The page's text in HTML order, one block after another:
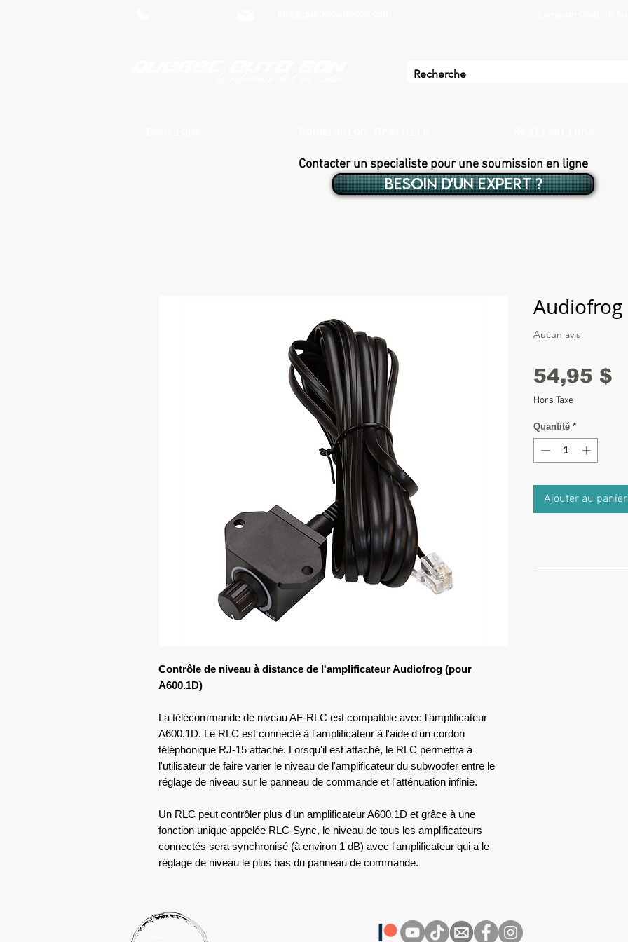
Contacter un specialiste pour une soumission en ligne
BESOIN D'UN EXPERT ?
Contrôle de niveau à distance de l'amplificateur Audiofrog (pour
A600.1D)
La télécommande de niveau AF-RLC est compatible avec l'amplificateur
A600.1D. Le RLC est connecté à l'amplificateur à l'aide d'un cordon
téléphonique RJ-15 attaché. Lorsqu'il est attaché, le RLC permettra à
l'utilisateur de faire varier le niveau de l'amplificateur du subwoofer entre le
réglage de niveau sur le panneau de commande et l'atténuation infinie.
Un RLC peut contrôler plus d'un amplificateur A600.1D et grâce à une
fonction unique appelée RLC-Sync, le niveau de tous les amplificateurs
connectés sera synchronisé (à environ 1 dB) avec l'amplificateur qui a le
réglage de niveau le plus bas du panneau de commande.
Audiofrog
Aucun avis
54,95 $
Hors Taxe
Quantité *
Ajouter au panier